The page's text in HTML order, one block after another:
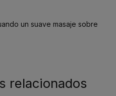
un suave masaje sobre
relacionados